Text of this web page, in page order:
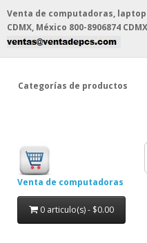
Venta de computadoras,
CDMX, México 800-8906874
Categorías de productos
Venta de computadoras
0 articulo(s) - $0.00